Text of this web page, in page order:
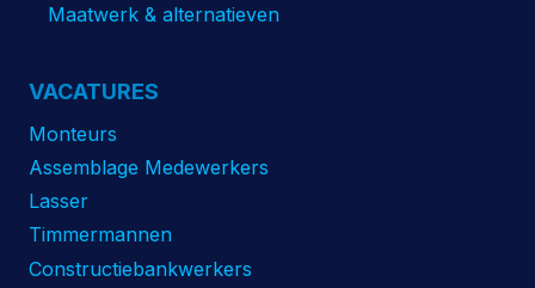
Maatwerk & alternatieven
VACATURES
Monteurs
Assemblage Medewerkers
Lasser
Timmermannen
Constructiebankwerkers